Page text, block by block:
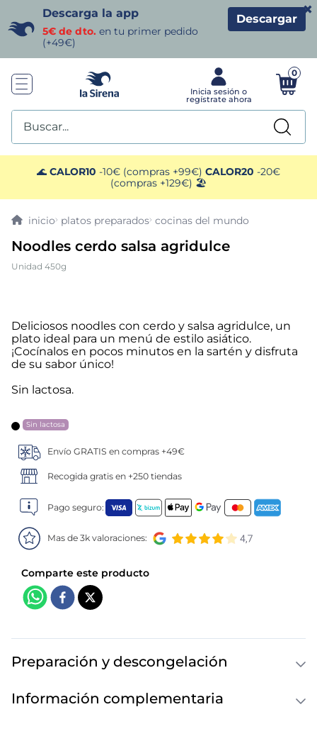
Descarga la app
5€ de dto. en tu primer pedido
(+49€)
Descargar
×
0
Buscar...
🌊 CALOR10 -10€ (compras +99€) CALOR20 -20€
(compras +129€) 🏖️
platos preparados cocinas del mundo
Noodles cerdo salsa agridulce
Unidad 450g
Deliciosos noodles con cerdo y salsa agridulce, un
plato ideal para un menú de estilo asiático.
¡Cocínalos en pocos minutos en la sartén y disfruta
de su sabor único!
Sin lactosa.
Sin lactosa
Envío GRATIS en compras +49€
Recogida gratis en +250 tiendas
Pago seguro:
Mas de 3k valoraciones:
Preparación y descongelación
Información complementaria
TÉRMINOS MÁS BUSCADOS
1. helados sirena
3 patatas
5. verduras
8. gambon
. sushi
10. listísimos